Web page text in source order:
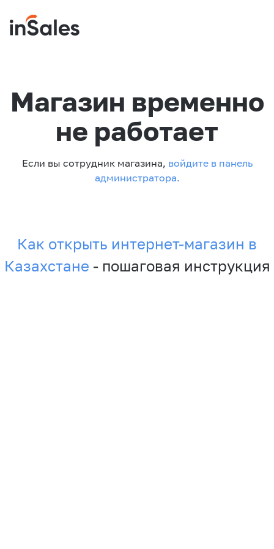
Магазин временно
не работает
Если вы сотрудник магазина, войдите в панель
администратора.
Как открыть интернет-магазин в
Казахстане - пошаговая инструкция